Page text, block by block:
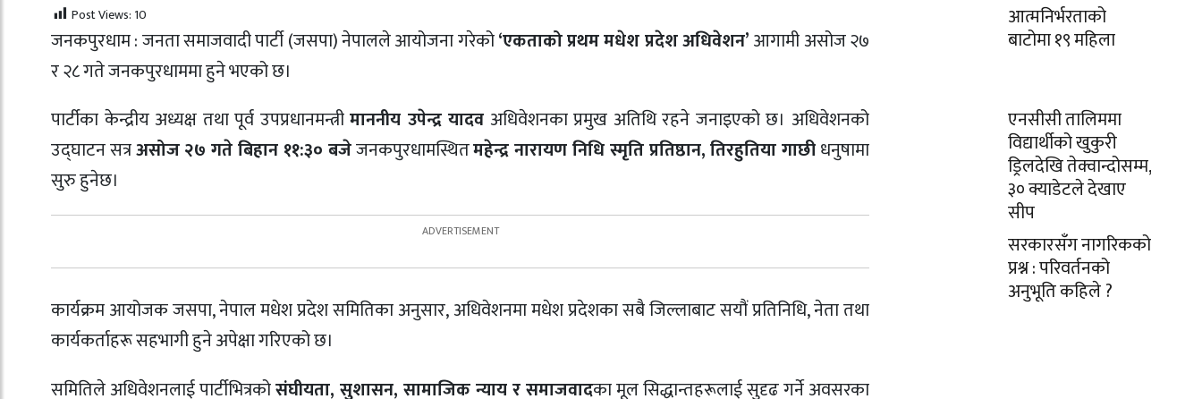
Post Views: 10
जनकपुरधाम : जनता समाजवादी पार्टी (जसपा) नेपालले आयोजना गरेको‘एकताको प्रथम मधेश प्रदेश अधिवेशन’आगामी असोज २७
र २८ गते जनकपुरधाममा हुने भएको छ।
पार्टीका केन्द्रीय अध्यक्ष तथा पूर्व उपप्रधानमन्त्रीमाननीय उपेन्द्र यादव अधिवेशनका प्रमुख अतिथि रहने जनाइएको छ। अधिवेशनको
उद्घाटन सत्रअसोज २७ गते बिहान ११:३० बजेजनकपुरधामस्थितमहेन्द्र नारायण निधि स्मृति प्रतिष्ठान, तिरहुतिया गाछीधनुषामा
सुरु हुनेछ।
कार्यक्रम आयोजक जसपा, नेपाल मधेश प्रदेश समितिका अनुसार, अधिवेशनमा मधेश प्रदेशका सबै जिल्लाबाट सयौं प्रतिनिधि, नेता तथा
कार्यकर्ताहरू सहभागी हुने अपेक्षा गरिएको छ।
समितिले अधिवेशनलाई पार्टीभित्रकोसंघीयता, सुशासन, सामाजिक न्याय र समाजवादका मूल सिद्धान्तहरूलाई सुदृढ गर्ने अवसरका
आत्मनिर्भरताको
बाटोमा १९ महिला
एनसीसी तालिममा
विद्यार्थीको खुकुरी
ड्रिलदेखि तेक्वान्दोसम्म,
३० क्याडेटले देखाए
सीप
सरकारसँग नागरिकको
प्रश्न : परिवर्तनको
अनुभूति कहिले ?